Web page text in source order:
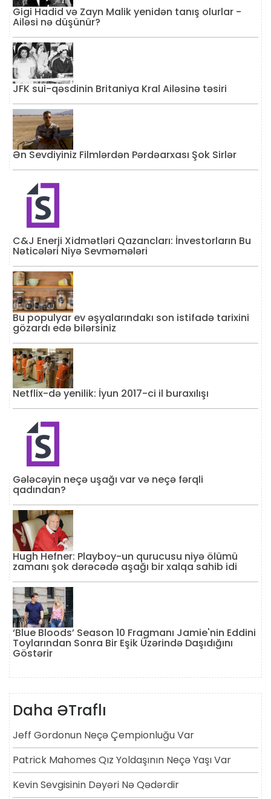
Gigi Hadid və Zayn Malik yenidən tanış olurlar -
Ailəsi nə düşünür?
JFK sui-qəsdinin Britaniya Kral Ailəsinə təsiri
Ən Sevdiyiniz Filmlərdən Pərdəarxası Şok Sirlər
C&J Enerji Xidmətləri Qazancları: İnvestorların Bu
Nəticələri Niyə Sevməmələri
Bu populyar ev əşyalarındakı son istifadə tarixini
gözardı edə bilərsiniz
Netflix-də yenilik: İyun 2017-ci il buraxılışı
Gələcəyin neçə uşağı var və neçə fərqli
qadından?
Hugh Hefner: Playboy-un qurucusu niyə ölümü
zamanı şok dərəcədə aşağı bir xalqa sahib idi
‘Blue Bloods’ Season 10 Fragmanı Jamie'nin Eddini
Toylarından Sonra Bir Eşik Üzərində Daşıdığını
Göstərir
Daha ƏTraflı
Jeff Gordonun Neçə Çempionluğu Var
Patrick Mahomes Qız Yoldaşının Neçə Yaşı Var
Kevin Sevgisinin Dəyəri Nə Qədərdir